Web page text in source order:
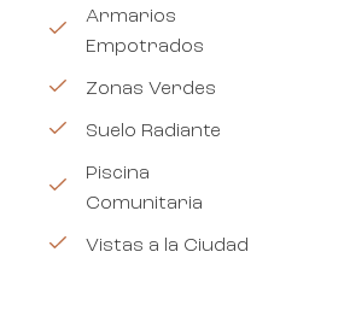
Armarios
Empotrados
Zonas Verdes
Suelo Radiante
Piscina
Comunitaria
Vistas a la Ciudad